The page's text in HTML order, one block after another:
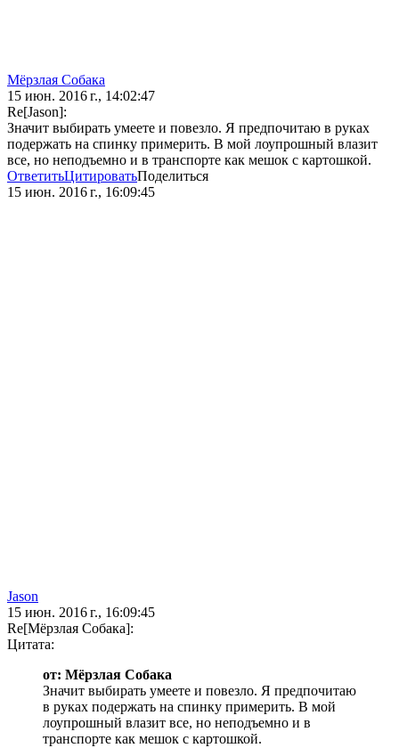
Мёрзлая Собака
15 июн. 2016 г., 14:02:47
Re[Jason]:
Значит выбирать умеете и повезло. Я предпочитаю в руках
подержать на спинку примерить. В мой лоупрошный влазит
все, но неподъемно и в транспорте как мешок с картошкой.
ОтветитьЦитироватьПоделиться
15 июн. 2016 г., 16:09:45
Jason
15 июн. 2016 г., 16:09:45
Re[Мёрзлая Собака]:
Цитата:
от: Мёрзлая Собака
Значит выбирать умеете и повезло. Я предпочитаю
в руках подержать на спинку примерить. В мой
лоупрошный влазит все, но неподъемно и в
транспорте как мешок с картошкой.